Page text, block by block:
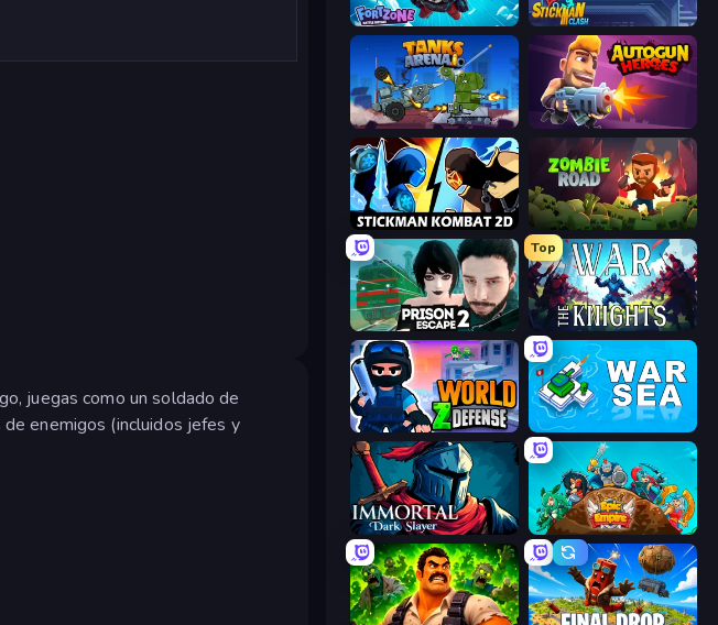
juegas como un soldado de
enemigos (incluidos jefes y
Fortzone Battle Royale Stickman Clash
Tanks Arena io: Craft & Combat Autogun Heroes
Stickman Kombat 2D Zombie Road
Prison Escape 2
Top
War the Knights
World Z Defense - Zombie Defense War Sea
Immortal: Dark Slayer Epic Empire: Tower Defense